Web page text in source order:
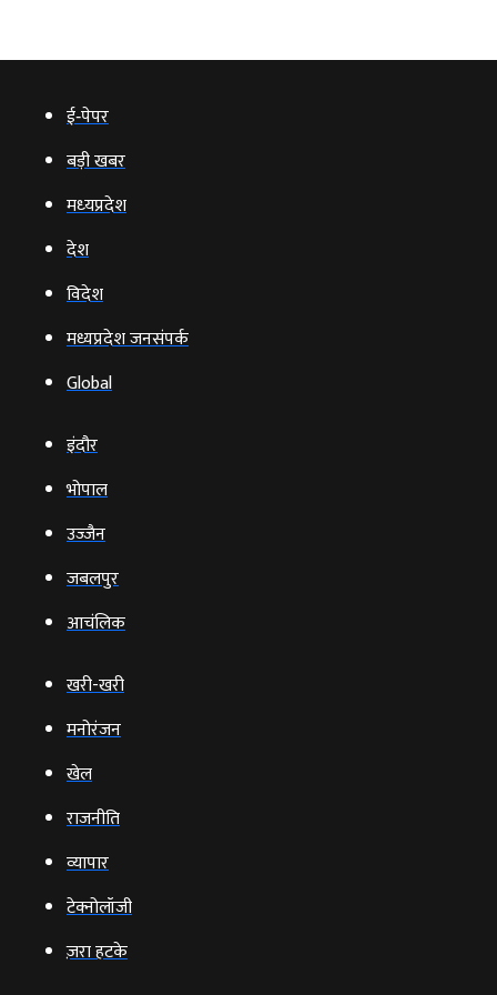
ई‑पेपर
बड़ी खबर
मध्‍यप्रदेश
देश
विदेश
मध्यप्रदेश जनसंपर्क
Global
इंदौर
भोपाल
उज्‍जैन
जबलपुर
आचंलिक
खरी-खरी
मनोरंजन
खेल
राजनीति
व्‍यापार
टेक्‍नोलॉजी
ज़रा हटके